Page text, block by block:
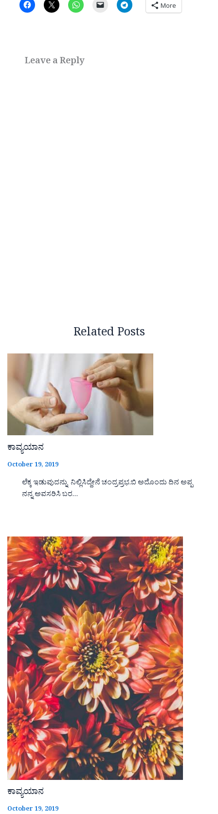
More
Leave a Reply
Related Posts
ಕಾವ್ಯಯಾನ
October 19, 2019
ಲೆಕ್ಕ ಇಡುವುದನ್ನು ನಿಲ್ಲಿಸಿದ್ದೇನೆ ಚಂದ್ರಪ್ರಭ.ಬಿ ಅದೊಂದು ದಿನ ಅಪ್ಪ
ನನ್ನ ಅವಸರಿಸಿ ಬರ…
ಕಾವ್ಯಯಾನ
October 19, 2019